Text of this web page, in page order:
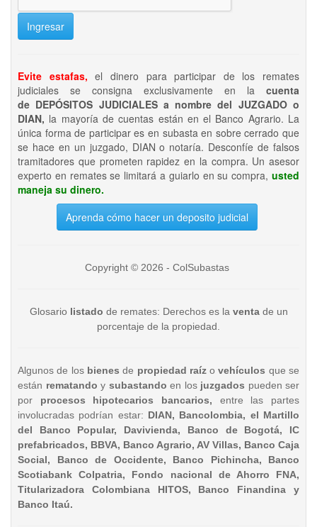
Ingresar
Evite estafas, el dinero para participar de los remates
judiciales se consigna exclusivamente en la cuenta
de DEPÓSITOS JUDICIALES a nombre del JUZGADO o
DIAN, la mayoría de cuentas están en el Banco Agrario. La
única forma de participar es en subasta en sobre cerrado que
se hace en un juzgado, DIAN o notaría. Desconfíe de falsos
tramitadores que prometen rapidez en la compra. Un asesor
experto en remates se limitará a guiarlo en su compra, usted
maneja su dinero.
Aprenda cómo hacer un deposito judicial
Copyright © 2026 - ColSubastas
Glosario listado de remates: Derechos es la ventade un
porcentaje de la propiedad.
Algunos de los bienesde propiedad raízo vehículos que se
están rematando y subastando en los juzgados pueden ser
por procesos hipotecarios bancarios, entre las partes
involucradas podrían estar: DIAN, Bancolombia, el Martillo
del Banco Popular, Davivienda, Banco de Bogotá, IC
prefabricados, BBVA, Banco Agrario, AV Villas, Banco Caja
Social, Banco de Occidente, Banco Pichincha, Banco
Scotiabank Colpatria, Fondo nacional de Ahorro FNA,
Titularizadora Colombiana HITOS, Banco Finandina y
Banco Itaú.